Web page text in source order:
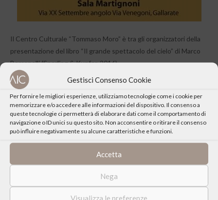
Gestisci Consenso Cookie
Per fornire le migliori esperienze, utilizziamo tecnologie come i cookie per
memorizzare e/o accedere alle informazioni del dispositivo. Il consenso a
queste tecnologie ci permetterà di elaborare dati come il comportamento di
navigazione o ID unici su questo sito. Non acconsentire o ritirare il consenso
può influire negativamente su alcune caratteristiche e funzioni.
Accetta
Nega
Visualizza le preferenze
Il Centro Culturale “Tommaso Moro” è tra gli organizzatori della
presentazione del libro “Il grande spettacolo del cielo” di Marco
Bersanelli (Sperling & Kupfer, 2016).
CONDIVIDI QUESTO EVENTO